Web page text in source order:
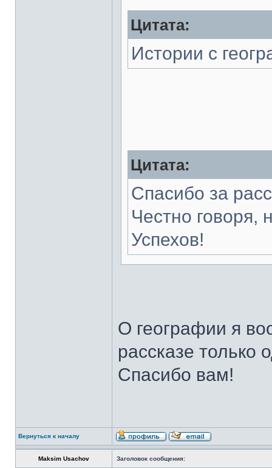
Цитата:
Истории с
Цитата:
Спасибо за
Честно говоря,
Успехов!
О географии я
рассказе только
Спасибо вам!
Вернуться к началу
Maksim Usachov Заголовок сообщения: